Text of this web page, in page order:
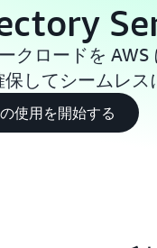
クロードを
してシームレス
使用を開始する